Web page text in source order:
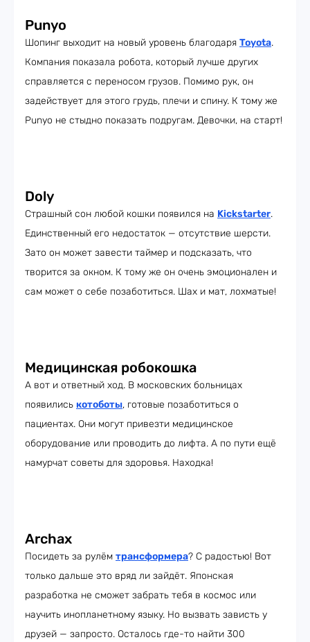
Punyo
Шопинг выходит на новый уровень благодаря Toyota.
Компания показала робота, который лучше других
справляется с переносом грузов. Помимо рук, он
задействует для этого грудь, плечи и спину. К тому же
Punyo не стыдно показать подругам. Девочки, на старт!
Doly
Страшный сон любой кошки появился на Kickstarter.
Единственный его недостаток — отсутствие шерсти.
Зато он может завести таймер и подсказать, что
творится за окном. К тому же он очень эмоционален и
сам может о себе позаботиться. Шах и мат, лохматые!
Медицинская робокошка
А вот и ответный ход. В московских больницах
появились котоботы, готовые позаботиться о
пациентах. Они могут привезти медицинское
оборудование или проводить до лифта. А по пути ещё
намурчат советы для здоровья. Находка!
Archax
Посидеть за рулём трансформера? С радостью! Вот
только дальше это вряд ли зайдёт. Японская
разработка не сможет забрать тебя в космос или
научить инопланетному языку. Но вызвать зависть у
друзей — запросто. Осталось где-то найти 300